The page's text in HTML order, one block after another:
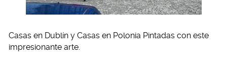
Casas en Dublín y Casas en Polonia Pintadas con este
impresionante arte.